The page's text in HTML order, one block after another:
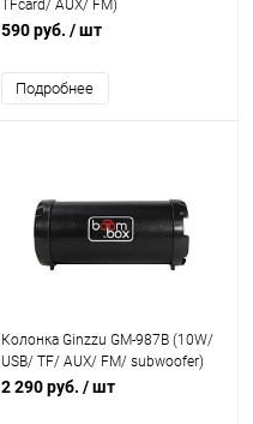
TFcard/ AUX/ FM)
590 руб. / шт
Подробнее
Колонка Ginzzu GM-987B (10W/
USB/ TF/ AUX/ FM/ subwoofer)
2 290 руб. / шт